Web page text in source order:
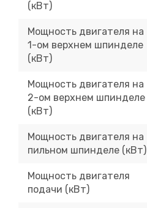
(кВт)
Мощность двигателя на
1-ом верхнем шпинделе
(кВт)
Мощность двигателя на
2-ом верхнем шпинделе
(кВт)
Мощность двигателя на
пильном шпинделе (кВт)
Мощность двигателя
подачи (кВт)